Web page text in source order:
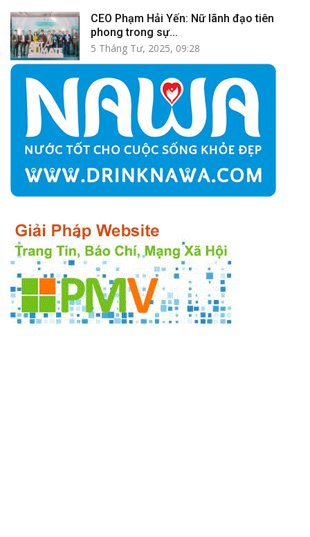
CEO Phạm Hải Yến: Nữ lãnh đạo tiên
phong trong sự...
5 Tháng Tư, 2025, 09:28